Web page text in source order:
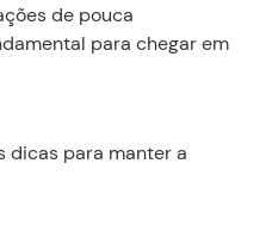
de pouca
para chegar em
dicas para manter a